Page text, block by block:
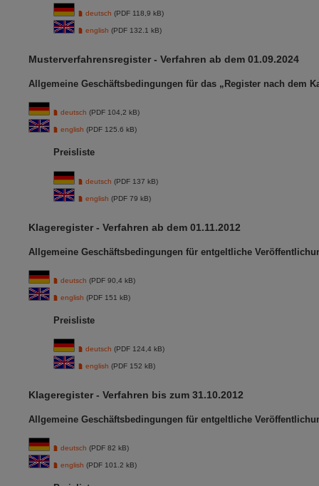
deutsch (PDF 118,9 kB)
english (PDF 132.1 kB)
Musterverfahrensregister - Verfahren ab dem 01.09.2024
Allgemeine Geschäftsbedingungen für das „Register nach dem
deutsch (PDF 104,2 kB)
english (PDF 125.6 kB)
Preisliste
deutsch (PDF 137 kB)
english (PDF 79 kB)
Klageregister - Verfahren ab dem 01.11.2012
Allgemeine Geschäftsbedingungen für entgeltliche
deutsch (PDF 90,4 kB)
english (PDF 151 kB)
Preisliste
deutsch (PDF 124,4 kB)
english (PDF 152 kB)
Klageregister - Verfahren bis zum 31.10.2012
Allgemeine Geschäftsbedingungen für entgeltliche
deutsch (PDF 82 kB)
english (PDF 101.2 kB)